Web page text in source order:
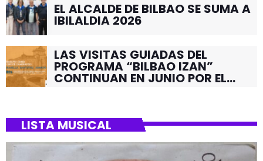
EL ALCALDE DE BILBAO SE SUMA A
IBILALDIA 2026
LAS VISITAS GUIADAS DEL
PROGRAMA “BILBAO IZAN”
CONTINUAN EN JUNIO POR EL
LISTA MUSICAL